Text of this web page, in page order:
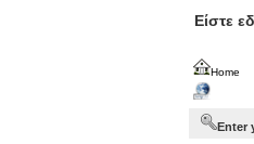
Είστε
Home
Enter